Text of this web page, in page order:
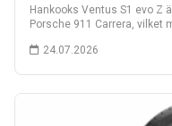
Hankooks Ventus S1 evo Z
Porsche 911 Carrera, vilket
24.07.2026